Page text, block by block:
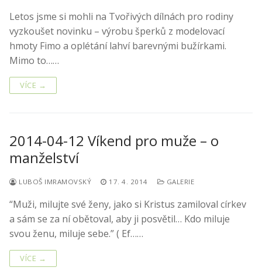
Letos jsme si mohli na Tvořivých dílnách pro rodiny
vyzkoušet novinku – výrobu šperků z modelovací
hmoty Fimo a oplétání lahví barevnými bužírkami.
Mimo to……
VÍCE →
2014-04-12 Víkend pro muže – o
manželství
LUBOŠ IMRAMOVSKÝ 17. 4. 2014 GALERIE
“Muži, milujte své ženy, jako si Kristus zamiloval církev
a sám se za ní obětoval, aby ji posvětil… Kdo miluje
svou ženu, miluje sebe.” ( Ef……
VÍCE →